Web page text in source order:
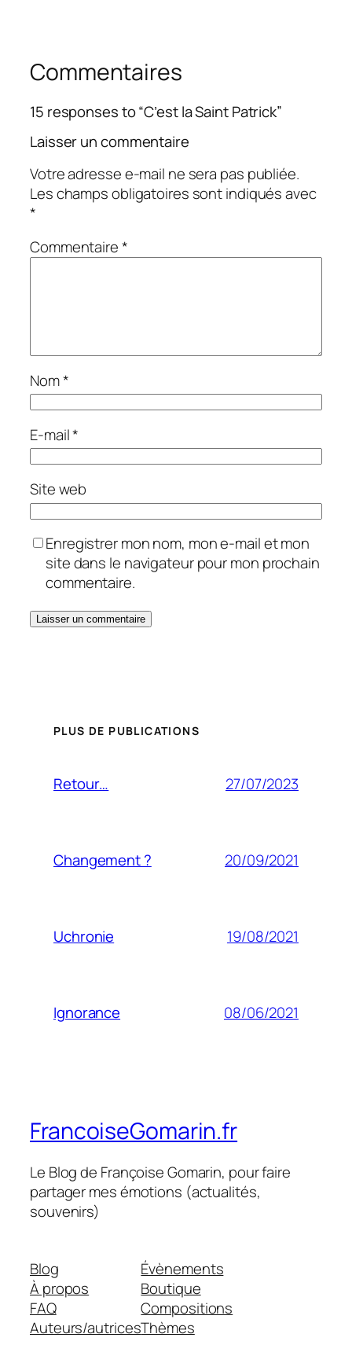
Commentaires
15 responses to “C’est la Saint Patrick”
Laisser un commentaire
Votre adresse e-mail ne sera pas publiée.
Les champs obligatoires sont indiqués avec
*
Commentaire*
Nom*
E-mail*
Site web
Enregistrer mon nom, mon e-mail et mon
site dans le navigateur pour mon prochain
commentaire.
PLUS DE PUBLICATIONS
Retour… 27/07/2023
Changement ? 20/09/2021
Uchronie 19/08/2021
Ignorance 08/06/2021
FrancoiseGomarin.fr
Le Blog de Françoise Gomarin, pour faire
partager mes émotions (actualités,
souvenirs)
Blog
À propos
FAQ
Auteurs/autrices
Évènements
Boutique
Compositions
Thèmes